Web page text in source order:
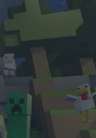
horas
publicará
de
el sitio
ET.